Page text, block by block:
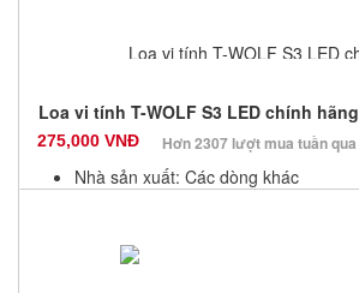
Loa vi tính T-WOLF S3 LED chính hãng
275,000 VNĐ Hơn 2307 lượt mua tuần qua
Nhà sản xuất: Các dòng khác
Số lượng: 23